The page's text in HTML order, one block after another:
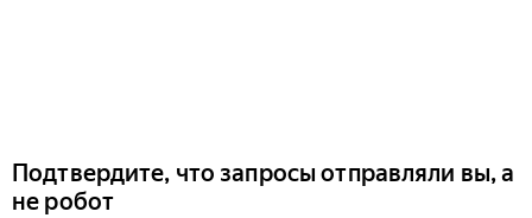
Подтвердите, что запросы отправляли вы, а
не робот